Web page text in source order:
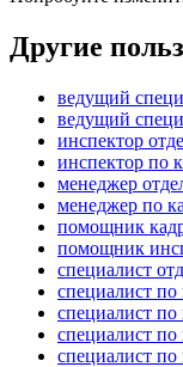
Другие
ведущий
ведущий
инспектор
инспектор по
менеджер
менеджер по
помощник
помощник
специалист
специалист по
специалист по
специалист
специалист по